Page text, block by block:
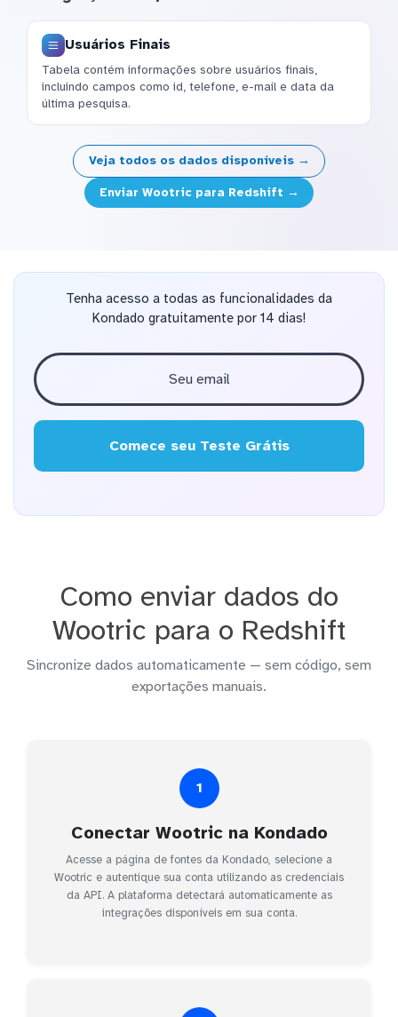
Usuários Finais
Tabela contém informações sobre usuários finais,
incluindo campos como id, telefone, e-mail e data da
última pesquisa.
Veja todos os dados disponíveis →
Enviar Wootric para Redshift →
Tenha acesso a todas as funcionalidades da
Kondado gratuitamente por 14 dias!
Comece seu Teste Grátis
Como enviar dados do
Wootric para o Redshift
Sincronize dados automaticamente — sem código, sem
exportações manuais.
1
Conectar Wootric na Kondado
Acesse a página de fontes da Kondado, selecione a
Wootric e autentique sua conta utilizando as credenciais
da API. A plataforma detectará automaticamente as
integrações disponíveis em sua conta.